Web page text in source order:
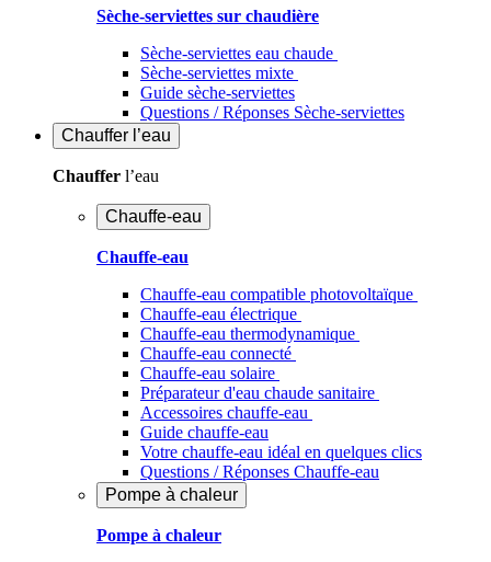
Sèche-serviettes sur chaudière
Sèche-serviettes eau chaude
Sèche-serviettes mixte
Guide sèche-serviettes
Questions / Réponses Sèche-serviettes
Chauffer l’eau
Chauffer l’eau
Chauffe-eau
Chauffe-eau
Chauffe-eau compatible photovoltaïque
Chauffe-eau électrique
Chauffe-eau thermodynamique
Chauffe-eau connecté
Chauffe-eau solaire
Préparateur d'eau chaude sanitaire
Accessoires chauffe-eau
Guide chauffe-eau
Votre chauffe-eau idéal en quelques clics
Questions / Réponses Chauffe-eau
Pompe à chaleur
Pompe à chaleur